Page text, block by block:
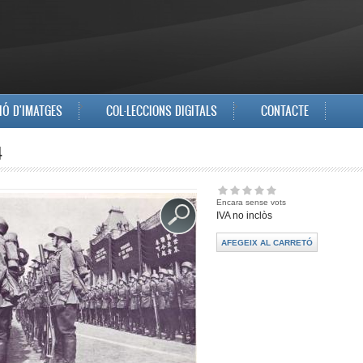
D'IMATGES COL·LECCIONS DIGITALS CONTACTE
Encara sense vots
IVA no inclòs